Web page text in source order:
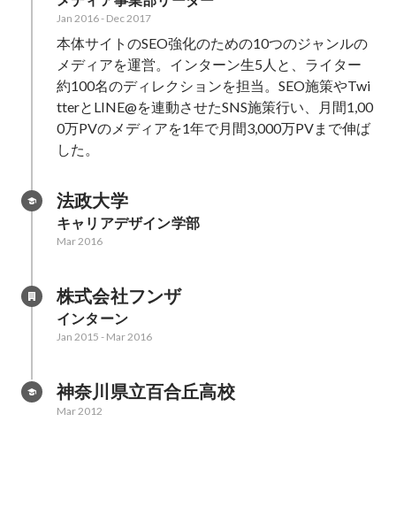
Jan 2016- Dec 2017
本体サイトのSEO強化のための10つのジャンルの
メディアを運営。インターン生5人と、ライター
約100名のディレクションを担当。SEO施策やTwi
tterとLINE@を連動させたSNS施策行い、月間1,00
0万PVのメディアを1年で月間3,000万PVまで伸ば
した。
法政大学
キャリアデザイン学部
Mar 2016
株式会社フンザ
インターン
Jan 2015 - Mar 2016
神奈川県立百合丘高校
Mar 2012